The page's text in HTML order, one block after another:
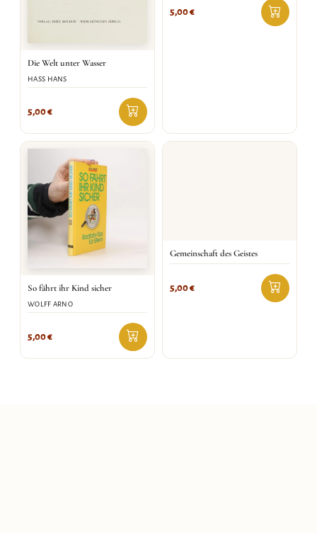
Die Welt unter Wasser
HASS HANS
5,00€
5,00€
So fährt ihr Kind sicher
WOLFF ARNO
5,00€
Gemeinschaft des Geistes
5,00€